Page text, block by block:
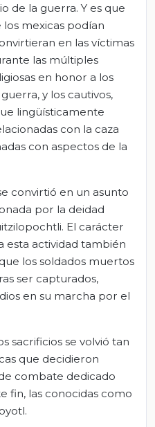
de la guerra. Y es que
mexicas podían
en las víctimas
las múltiples
en honor a los
y los cautivos,
lingüísticamente
con la caza
con aspectos de la
convirtió en un asunto
por la deidad
El carácter
esta actividad también
los soldados muertos
ser capturados,
en su marcha por el
sacrificios se volvió tan
que decidieron
combate dedicado
fin, las conocidas como